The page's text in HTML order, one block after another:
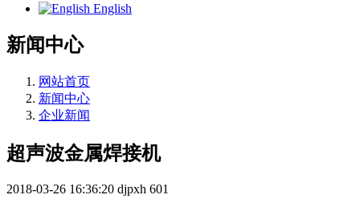
English
新闻中心
网站首页
新闻中心
企业新闻
超声波金属焊接机
2018-03-26 16:36:20 djpxh 601